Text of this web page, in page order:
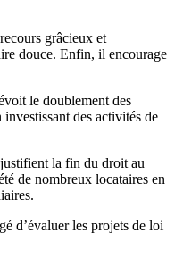
grâcieux et
douce. Enfin, il encourage
le doublement des
des activités de
la fin du droit au
de nombreux locataires en
d’évaluer les projets de loi